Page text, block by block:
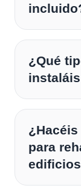
¿Qué
para